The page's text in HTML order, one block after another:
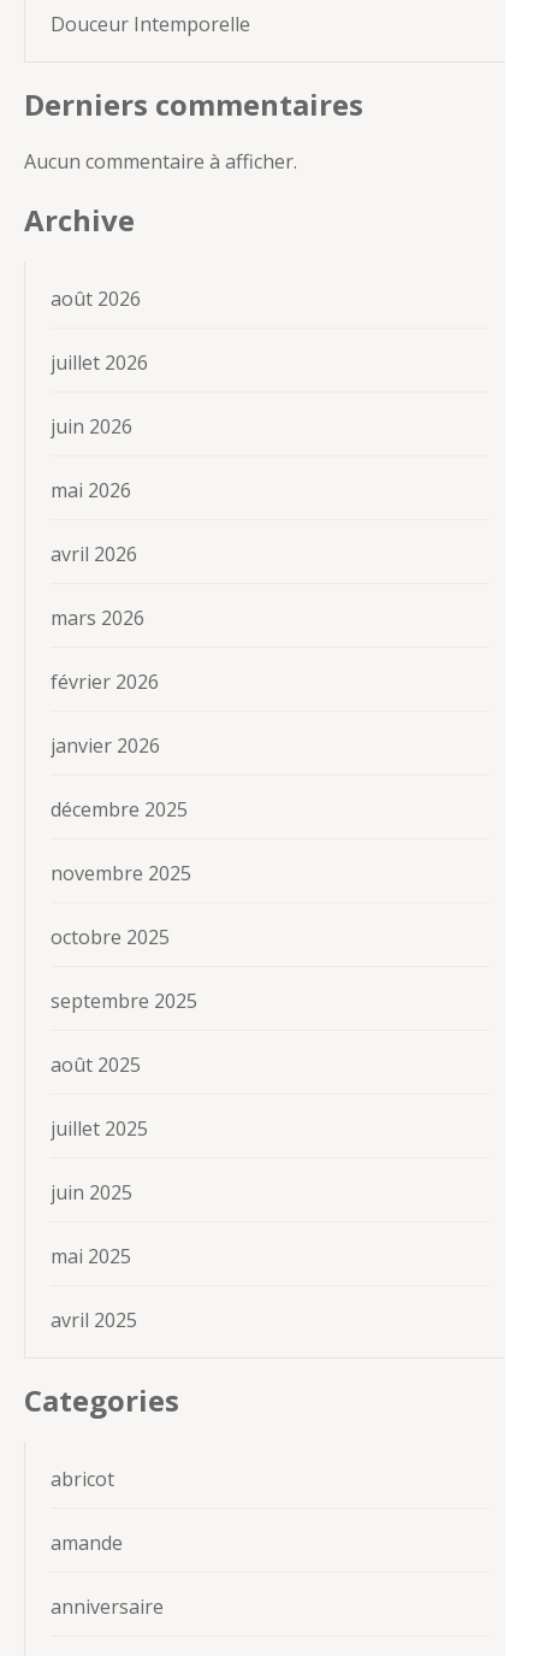
Douceur Intemporelle
Derniers commentaires
Aucun commentaire à afficher.
Archive
août 2026
juillet 2026
juin 2026
mai 2026
avril 2026
mars 2026
février 2026
janvier 2026
décembre 2025
novembre 2025
octobre 2025
septembre 2025
août 2025
juillet 2025
juin 2025
mai 2025
avril 2025
Categories
abricot
amande
anniversaire